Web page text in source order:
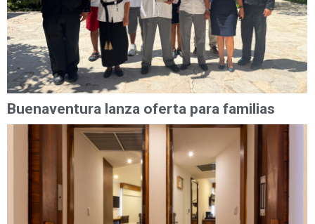
Buenaventura lanza oferta para familias